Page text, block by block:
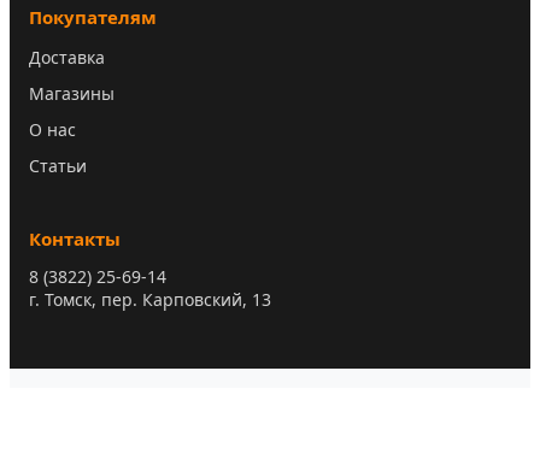
Покупателям
Доставка
Магазины
О нас
Статьи
Контакты
8 (3822) 25-69-14
г. Томск, пер. Карповский, 13